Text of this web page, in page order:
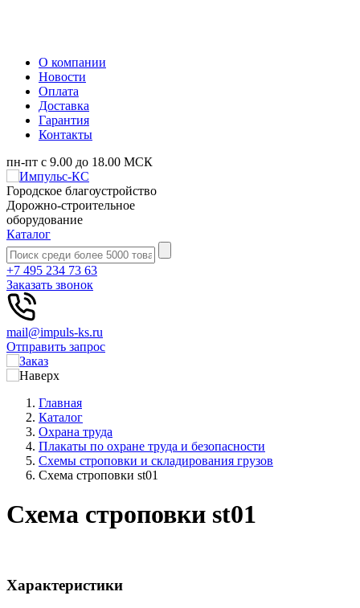
О компании
Новости
Оплата
Доставка
Гарантия
Контакты
пн-пт с 9.00 до 18.00 МСК
Городское благоустройство
Дорожно-строительное
оборудование
Каталог
+7 495 234 73 63
Заказать звонок
mail@impuls-ks.ru
Отправить запрос
Главная
Каталог
Охрана труда
Плакаты по охране труда и безопасности
Схемы строповки и складирования грузов
Схема строповки st01
Схема строповки st01
Характеристики